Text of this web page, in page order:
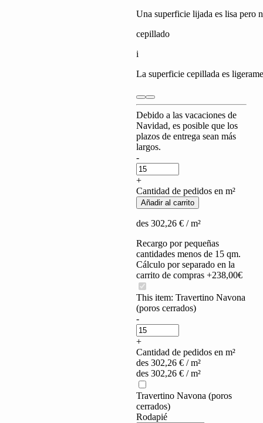
Una superficie lijada es lisa pero
cepillado
i
La superficie cepillada es
Debido a las vacaciones de
Navidad, es posible que los
plazos de entrega sean más
largos.
Travertino
Navona
(poros
cerrados)
quantity
-
+
Cantidad de pedidos en m²
Añadir al carrito
des 302,26 €/ m²
Recargo por pequeñas
cantidades menos de 15 qm.
Cálculo por separado en la
carrito de compras +238,00€
This item: Travertino Navona
(poros cerrados)
Travertino
Navona
(poros
cerrados)
quantity
-
+
Cantidad de pedidos en m²
des 302,26 €/ m²
des 302,26 €/ m²
Travertino Navona (poros
cerrados)
Rodapié